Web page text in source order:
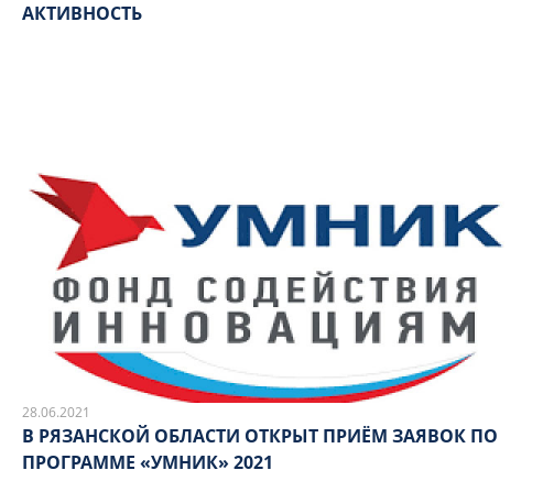
АКТИВНОСТЬ
28.06.2021
В РЯЗАНСКОЙ ОБЛАСТИ ОТКРЫТ ПРИЁМ ЗАЯВОК ПО
ПРОГРАММЕ «УМНИК» 2021